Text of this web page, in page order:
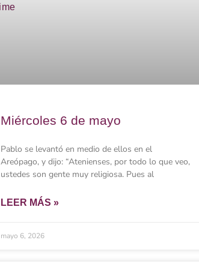
Miércoles 6 de mayo
Pablo se levantó en medio de ellos en el
Areópago, y dijo: “Atenienses, por todo lo que veo,
ustedes son gente muy religiosa. Pues al
LEER MÁS »
mayo 6, 2026